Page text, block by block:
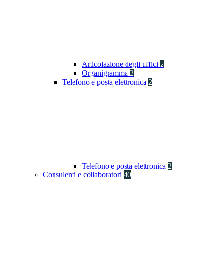
Articolazione degli uffici 2
Organigramma 2
Telefono e posta elettronica 2
Telefono e posta elettronica 2
Consulenti e collaboratori 40